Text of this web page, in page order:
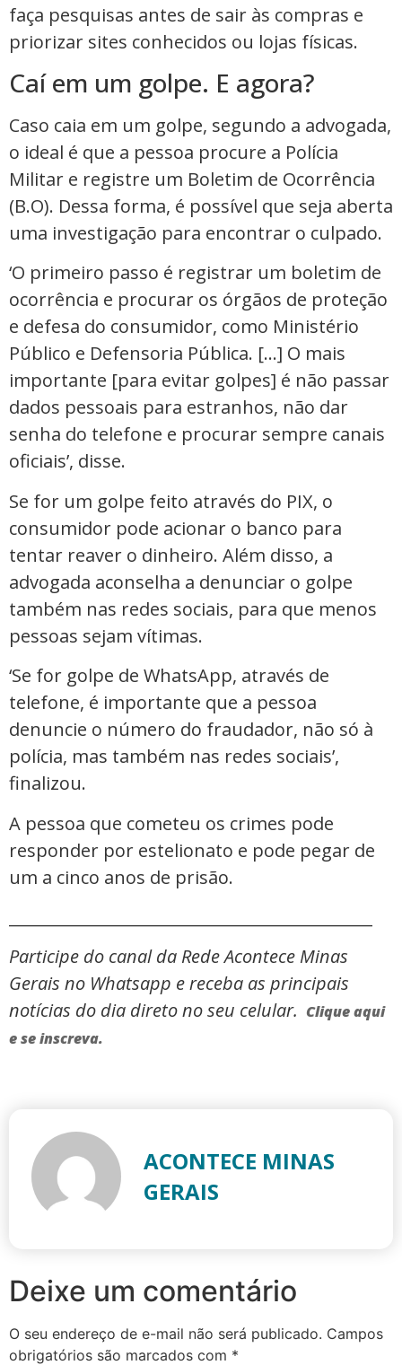
faça pesquisas antes de sair às compras e
priorizar sites conhecidos ou lojas físicas.
Caí em um golpe. E agora?
Caso caia em um golpe, segundo a advogada,
o ideal é que a pessoa procure a Polícia
Militar e registre um Boletim de Ocorrência
(B.O). Dessa forma, é possível que seja aberta
uma investigação para encontrar o culpado.
‘O primeiro passo é registrar um boletim de
ocorrência e procurar os órgãos de proteção
e defesa do consumidor, como Ministério
Público e Defensoria Pública. […] O mais
importante [para evitar golpes] é não passar
dados pessoais para estranhos, não dar
senha do telefone e procurar sempre canais
oficiais’, disse.
Se for um golpe feito através do PIX, o
consumidor pode acionar o banco para
tentar reaver o dinheiro. Além disso, a
advogada aconselha a denunciar o golpe
também nas redes sociais, para que menos
pessoas sejam vítimas.
‘Se for golpe de WhatsApp, através de
telefone, é importante que a pessoa
denuncie o número do fraudador, não só à
polícia, mas também nas redes sociais’,
finalizou.
A pessoa que cometeu os crimes pode
responder por estelionato e pode pegar de
um a cinco anos de prisão.
Participe do canal da Rede Acontece Minas
Gerais no Whatsapp e receba as principais
notícias do dia direto no seu celular. Clique aqui
e se inscreva.
ACONTECE MINAS
GERAIS
Deixe um comentário
O seu endereço de e-mail não será publicado. Campos
obrigatórios são marcados com *